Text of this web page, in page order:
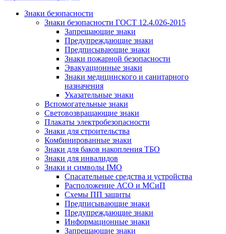
Знаки безопасности
Знаки безопасности ГОСТ 12.4.026-2015
Запрещающие знаки
Предупреждающие знаки
Предписывающие знаки
Знаки пожарной безопасности
Эвакуационные знаки
Знаки медицинского и санитарного
назначения
Указательные знаки
Вспомогательные знаки
Световозвращающие знаки
Плакаты электробезопасности
Знаки для строительства
Комбинированные знаки
Знаки для баков накопления ТБО
Знаки для инвалидов
Знаки и символы IMO
Спасательные средства и устройства
Расположение АСО и МСиП
Схемы ПП защиты
Предписывающие знаки
Предупреждающие знаки
Информационные знаки
Запрещающие знаки